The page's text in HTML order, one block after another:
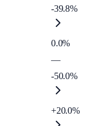
-39.8%
0.0%
—
-50.0%
+20.0%